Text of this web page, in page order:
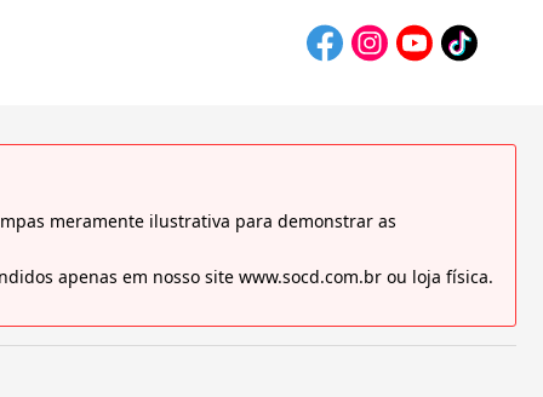
meramente ilustrativa para demonstrar as
apenas em nosso site www.socd.com.br ou loja física.